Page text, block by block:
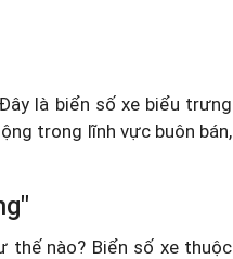
là biển số xe biểu trưng
trong lĩnh vực buôn bán,
thế nào? Biển số xe thuộc